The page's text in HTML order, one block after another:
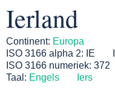
Ierland
Continent: Europa
ISO 3166 alpha 2:
IE
ISO 3166 numeriek: 372
Taal: Engels Iers